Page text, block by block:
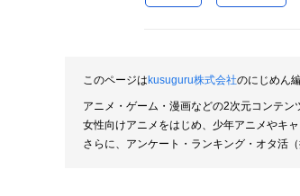
このページは kusuguru株式会社のにじめん
アニメ・ゲーム・漫画などの2次元コンテン
女性向けアニメをはじめ、少年アニメやキ
さらに、アンケート・ランキング・オタ活